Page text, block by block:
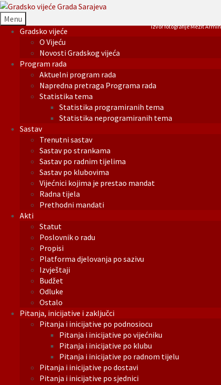
Menu
Gradsko vijeće
O Vijeću
Novosti Gradskog vijeća
Program rada
Aktuelni program rada
Napredna pretraga Programa rada
Statistika tema
Statistika programiranih tema
Statistika neprogramiranih tema
Sastav
Trenutni sastav
Sastav po strankama
Sastav po radnim tijelima
Sastav po klubovima
Vijećnici kojima je prestao mandat
Radna tijela
Prethodni mandati
Akti
Statut
Poslovnik o radu
Propisi
Platforma djelovanja po sazivu
Izvještaji
Budžet
Odluke
Ostalo
Pitanja, inicijative i zaključci
Pitanja i inicijative po podnosiocu
Pitanja i inicijative po vijećniku
Pitanja i inicijative po klubu
Pitanja i inicijative po radnom tijelu
Pitanja i inicijative po dostavi
Pitanja i inicijative po sjednici
Izvor fotografije Mezit Armin